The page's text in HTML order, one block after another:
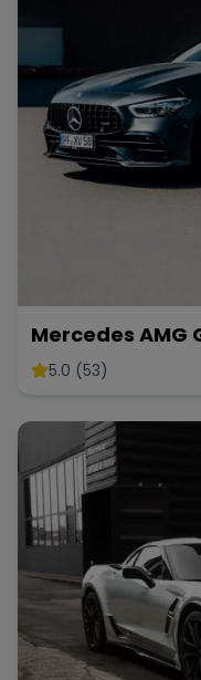
Mercedes AMG
5.0 (53)